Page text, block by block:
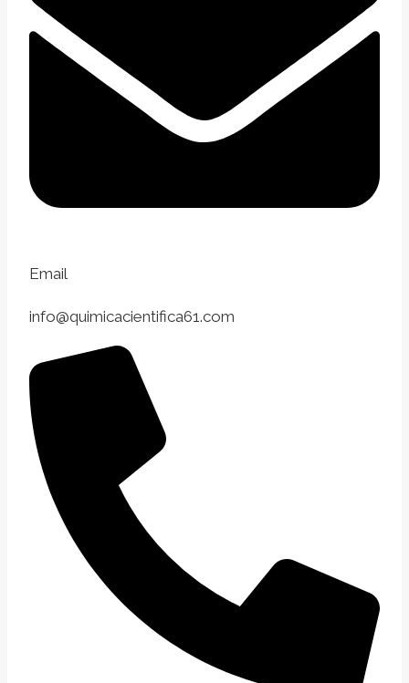
Email
info@quimicacientifica61.com